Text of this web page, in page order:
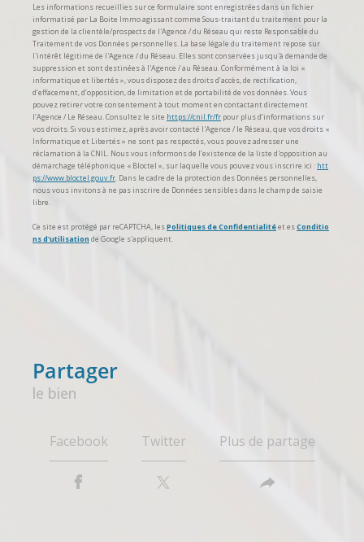
Les informations recueillies sur ce formulaire sont enregistrées dans un fichier
informatisé par La Boite Immo agissant comme Sous-traitant du traitement pour la
gestion de la clientèle/prospects de l'Agence / du Réseau qui reste Responsable du
Traitement de vos Données personnelles. La base légale du traitement repose sur
l'intérêt légitime de l'Agence / du Réseau. Elles sont conservées jusqu'à demande de
suppression et sont destinées à l'Agence / au Réseau. Conformément à la loi «
informatique et libertés », vous disposez des droits d’accès, de rectification,
d’effacement, d’opposition, de limitation et de portabilité de vos données. Vous
pouvez retirer votre consentement à tout moment en contactant directement
l’Agence / Le Réseau. Consultez le site https://cnil.fr/fr pour plus d’informations sur
vos droits. Si vous estimez, après avoir contacté l'Agence / le Réseau, que vos droits «
Informatique et Libertés » ne sont pas respectés, vous pouvez adresser une
réclamation à la CNIL. Nous vous informons de l’existence de la liste d'opposition au
démarchage téléphonique « Bloctel », sur laquelle vous pouvez vous inscrire ici : htt
ps://www.bloctel.gouv.fr. Dans le cadre de la protection des Données personnelles,
nous vous invitons à ne pas inscrire de Données sensibles dans le champ de saisie
libre.
Ce site est protégé par reCAPTCHA, lesPolitiques de Confidentialitéet esConditio
ns d'utilisation de Google s'appliquent.
partager
le bien
Facebook Twitter Plus de partage